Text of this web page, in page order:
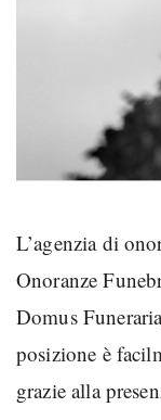
L’agenzia di
Onoranze
Domus
posizione è
grazie alla